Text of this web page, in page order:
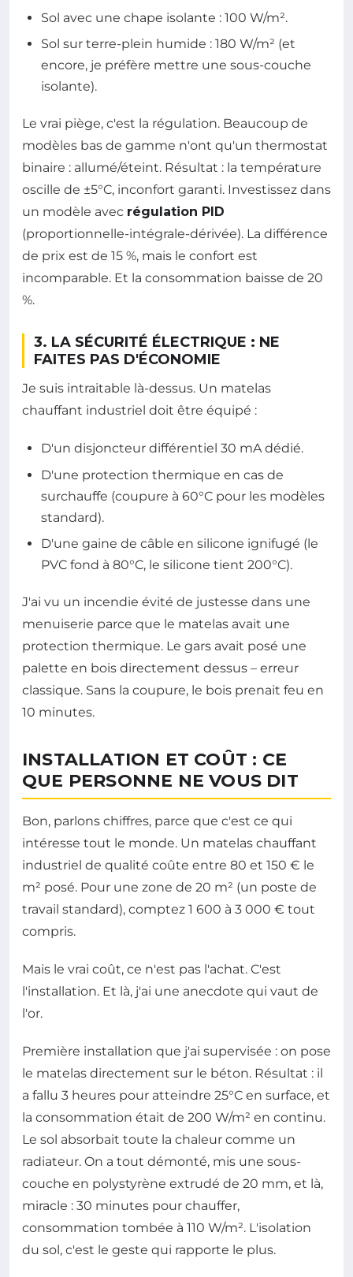
Sol avec une chape isolante : 100 W/m².
Sol sur terre-plein humide : 180 W/m² (et
encore, je préfère mettre une sous-couche
isolante).
Le vrai piège, c'est la régulation. Beaucoup de
modèles bas de gamme n'ont qu'un thermostat
binaire : allumé/éteint. Résultat : la température
oscille de ±5°C, inconfort garanti. Investissez dans
un modèle avec régulation PID
(proportionnelle-intégrale-dérivée). La différence
de prix est de 15 %, mais le confort est
incomparable. Et la consommation baisse de 20
%.
3. LA SÉCURITÉ ÉLECTRIQUE : NE
FAITES PAS D'ÉCONOMIE
Je suis intraitable là-dessus. Un matelas
chauffant industriel doit être équipé :
D'un disjoncteur différentiel 30 mA dédié.
D'une protection thermique en cas de
surchauffe (coupure à 60°C pour les modèles
standard).
D'une gaine de câble en silicone ignifugé (le
PVC fond à 80°C, le silicone tient 200°C).
J'ai vu un incendie évité de justesse dans une
menuiserie parce que le matelas avait une
protection thermique. Le gars avait posé une
palette en bois directement dessus – erreur
classique. Sans la coupure, le bois prenait feu en
10 minutes.
INSTALLATION ET COÛT : CE
QUE PERSONNE NE VOUS DIT
Bon, parlons chiffres, parce que c'est ce qui
intéresse tout le monde. Un matelas chauffant
industriel de qualité coûte entre 80 et 150 € le
m² posé. Pour une zone de 20 m² (un poste de
travail standard), comptez 1 600 à 3 000 € tout
compris.
Mais le vrai coût, ce n'est pas l'achat. C'est
l'installation. Et là, j'ai une anecdote qui vaut de
l'or.
Première installation que j'ai supervisée : on pose
le matelas directement sur le béton. Résultat : il
a fallu 3 heures pour atteindre 25°C en surface, et
la consommation était de 200 W/m² en continu.
Le sol absorbait toute la chaleur comme un
radiateur. On a tout démonté, mis une sous-
couche en polystyrène extrudé de 20 mm, et là,
miracle : 30 minutes pour chauffer,
consommation tombée à 110 W/m². L'isolation
du sol, c'est le geste qui rapporte le plus.